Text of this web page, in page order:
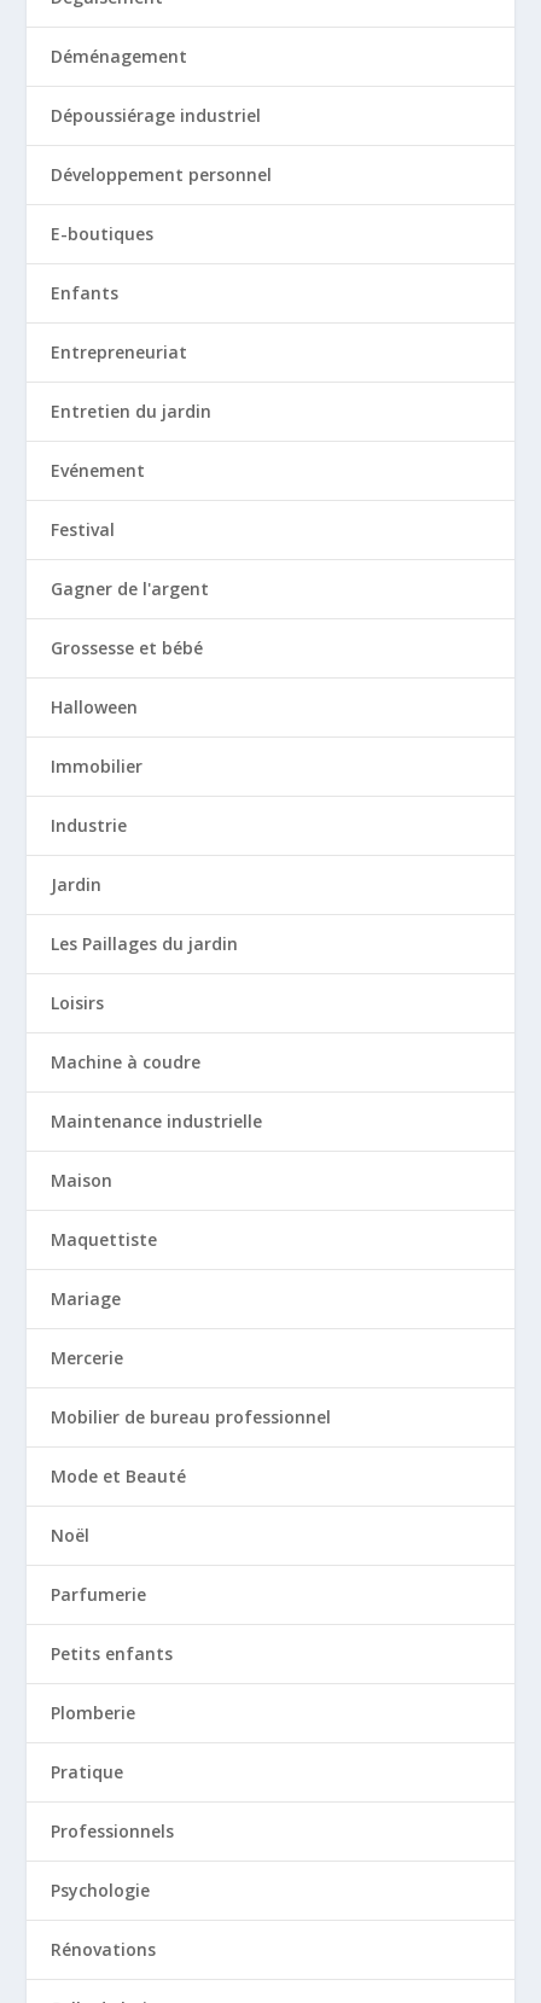
Déménagement
Dépoussiérage industriel
Développement personnel
E-boutiques
Enfants
Entrepreneuriat
Entretien du jardin
Evénement
Festival
Gagner de l'argent
Grossesse et bébé
Halloween
Immobilier
Industrie
Jardin
Les Paillages du jardin
Loisirs
Machine à coudre
Maintenance industrielle
Maison
Maquettiste
Mariage
Mercerie
Mobilier de bureau professionnel
Mode et Beauté
Noël
Parfumerie
Petits enfants
Plomberie
Pratique
Professionnels
Psychologie
Rénovations